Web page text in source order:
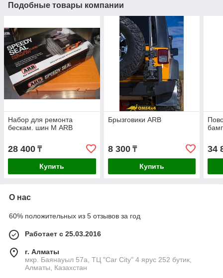
Подобные товары компании
Набор для ремонта
бескам. шин М ARB
28 400 ₸
Купить
Брызговики ARB
8 300₸
Купить
34
О нас
60% положительных из 5 отзывов за год
Работает с 25.03.2016
г. Алматы
мкр. Баянауыл 57а, ТЦ "Car Сity" 4 ярус 252 бутик,
Алматы, Казахстан